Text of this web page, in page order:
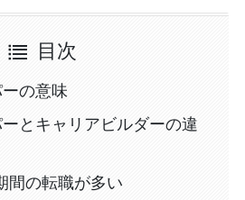
目次
の意味
とキャリアビルダーの違
の転職が多い